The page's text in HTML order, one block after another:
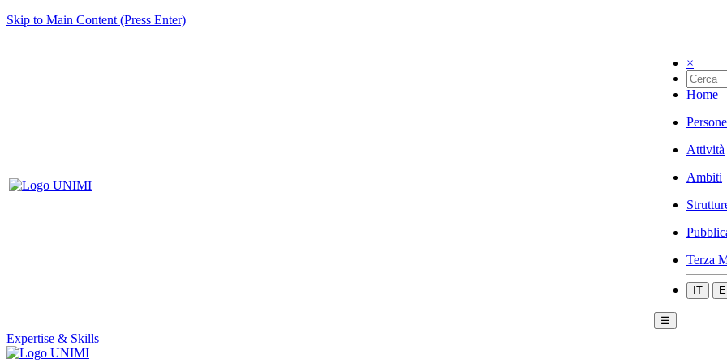
Skip to Main Content (Press Enter)
×
Home
Persone
Attività
Ambiti
Terza
IT
☰
Expertise & Skills